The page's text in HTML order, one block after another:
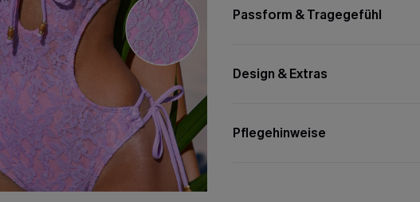
Passform & Tragegefühl
Design & Extras
Pflegehinweise